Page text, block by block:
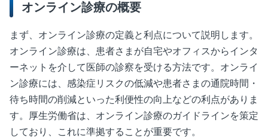
オンライン診療の概要
まず、オンライン診療の定義と利点について説明します。
オンライン診療は、患者さまが自宅やオフィスからインタ
ーネットを介して医師の診察を受ける方法です。オンライ
ン診療には、感染症リスクの低減や患者さまの通院時間・
待ち時間の削減といった利便性の向上などの利点がありま
す。厚生労働省は、オンライン診療のガイドラインを策定
しており、これに準拠することが重要です。